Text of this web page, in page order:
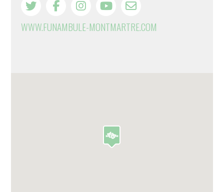
WWW.FUNAMBULE-MONTMARTRE.COM